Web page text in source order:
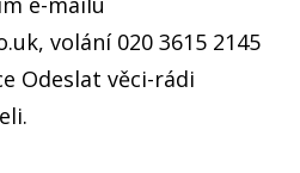
, volání 020 3615 2145
Odeslat věci-rádi